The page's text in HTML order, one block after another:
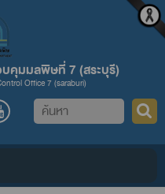
บคุมมลพิษที่ 7 (สระบุรี)
Office 7 (saraburi)
ค้นหา